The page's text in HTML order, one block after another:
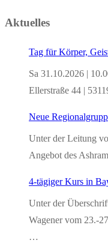
Aktuelles
Tag für Körper,
Sa 31.10.2026 |
Ellerstraße 44 |
Neue
Unter der Leitung
Angebot des
4-tägiger Kurs in
Unter der
Wagener vom 23.-
…